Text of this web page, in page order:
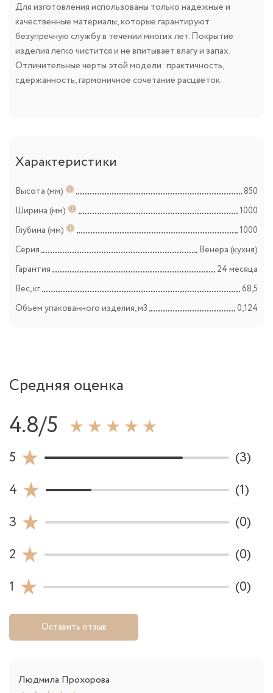
Для изготовления использованы только надежные и
качественные материалы, которые гарантируют
безупречную службу в течении многих лет. Покрытие
изделия легко чистится и не впитывает влагу и запах.
Отличительные черты этой модели: практичность,
сдержанность, гармоничное сочетание расцветок.
Характеристики
Высота (мм)
850
Ширина (мм)
1000
Глубина (мм)
1000
Серия
Венера (кухня)
Гарантия
24 месяца
Вес, кг
68,5
Объем упакованного изделия, м3
0,124
Средняя оценка
4.8/5
5
(3)
4
(1)
3
(0)
2
(0)
1
(0)
Оставить отзыв
Людмила Прохорова